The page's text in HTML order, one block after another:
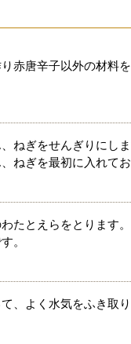
赤唐辛子以外の材料
ねぎをせんぎりにし
ねぎを最初に入れてお
たとえらをとります
。
、よく水気をふき取